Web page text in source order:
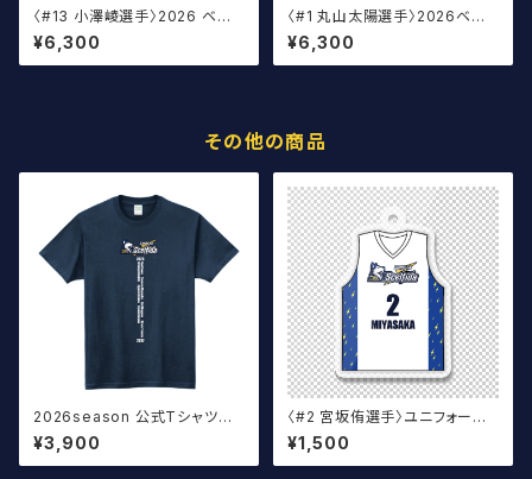
〈#13 小澤崚選手〉2026 ベー
スボールウェア
¥6,300
〈#1 丸山太陽選手〉2026ベー
スボール ウェア
¥6,300
その他の商品
2026season 公式Tシャツ T
ype:A ネイビー
¥3,900
〈#2 宮坂侑選手〉ユニフォーム
キーホルダー（白）
¥1,500